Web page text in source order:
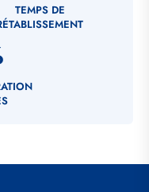
TEMPS DE